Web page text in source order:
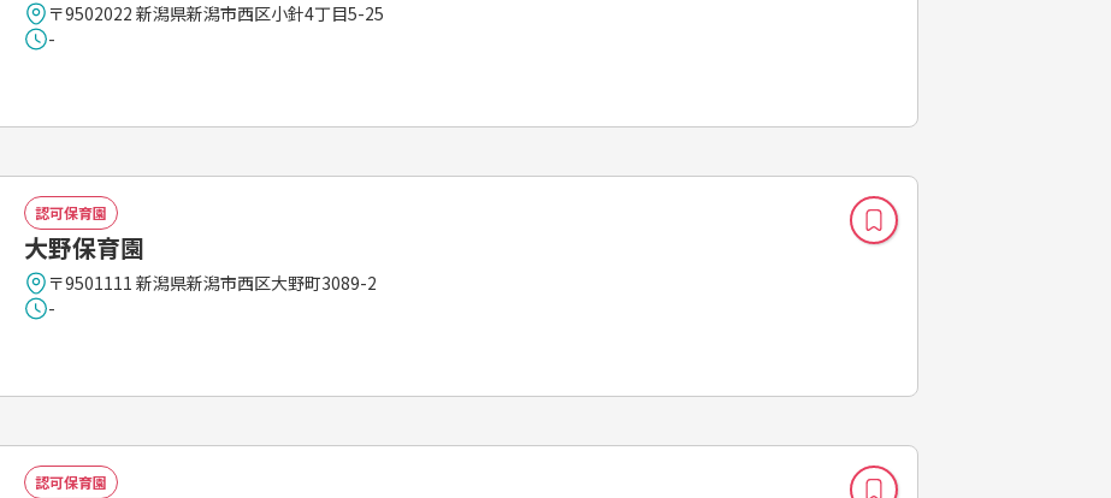
〒9502022 新潟県新潟市西区小針4丁目5-25
-
認可保育園
大野保育園
〒9501111 新潟県新潟市西区大野町3089-2
-
認可保育園